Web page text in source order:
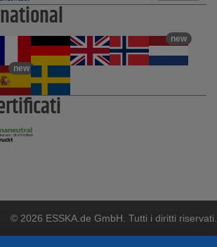
new
new
© 2026 ESSKA.de GmbH. Tutti i diritti riservati.